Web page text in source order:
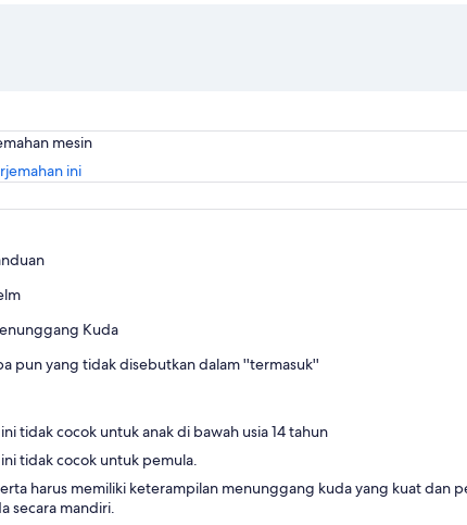
mesin
iniBuka
tab
Kuda
pun yang tidak disebutkan dalam ''termasuk''
tidak cocok untuk anak di bawah usia 14 tahun
tidak cocok untuk pemula.
harus memiliki keterampilan menunggang kuda yang kuat dan
secara mandiri.